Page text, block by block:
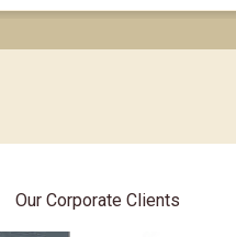
Our Corporate Clients